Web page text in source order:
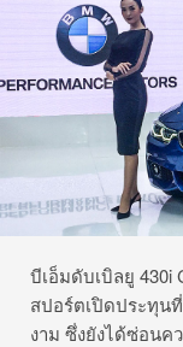
บีเอ็มดับเบิลยู 430i
สปอร์ตเปิดประทุน
งาม ซึ่งยังได้ซ่อนค